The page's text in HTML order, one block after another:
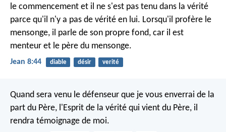
le commencement et il ne s'est pas tenu dans la vérité
parce qu'il n'y a pas de vérité en lui. Lorsqu'il profère le
mensonge, il parle de son propre fond, car il est
menteur et le père du mensonge.
Jean 8:44 diable désir verité
Quand sera venu le défenseur que je vous enverrai de la
part du Père, l'Esprit de la vérité qui vient du Père, il
rendra témoignage de moi.